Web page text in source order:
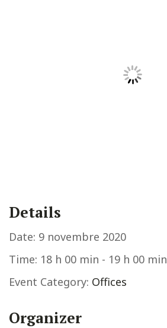
Details
Date: 9 novembre 2020
Time: 18 h 00 min - 19 h 00 min
Event Category: Offices
Organizer